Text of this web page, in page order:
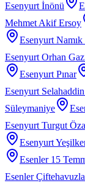
Esenyurt İnönü
Mehmet Akif Ersoy
Esenyurt
Esenyurt Orhan
Esenyurt Pınar
Esenyurt
Süleymaniye
Esenyurt Turgut
Esenyurt
Esenler 15
Esenler